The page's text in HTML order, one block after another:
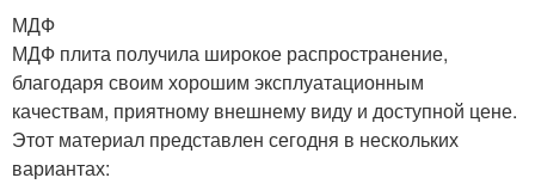
МДФ
МДФ плита получила широкое распространение,
благодаря своим хорошим эксплуатационным
качествам, приятному внешнему виду и доступной цене.
Этот материал представлен сегодня в нескольких
вариантах: